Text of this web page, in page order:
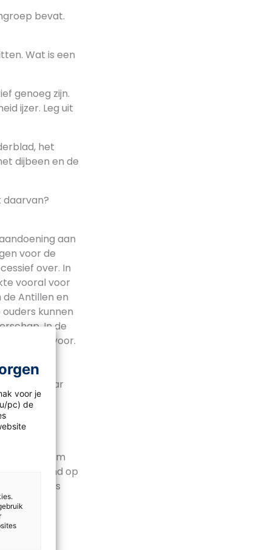
bevat.
Wat is een
genoeg zijn.
ijzer. Leg uit
het
dijbeen en de
daarvan?
aan
voor de
over. In
vooral voor
Antillen en
kunnen
In de
voor.
Doris
het lijkt haar
is
stamboom
afgerond op
draagster is
voor je
pc) de